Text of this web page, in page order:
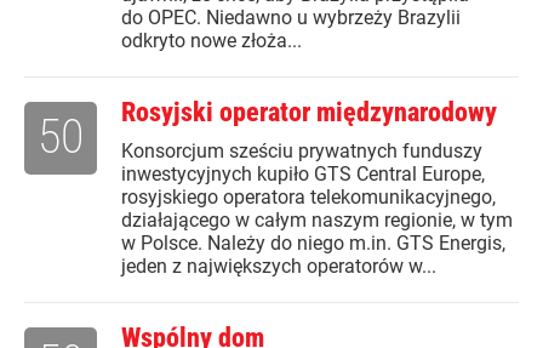
do OPEC. Niedawno u wybrzeży Brazylii
odkryto nowe złoża...
Rosyjski operator międzynarodowy
Konsorcjum sześciu prywatnych funduszy
inwestycyjnych kupiło GTS Central Europe,
rosyjskiego operatora telekomunikacyjnego,
działającego w całym naszym regionie, w tym
w Polsce. Należy do niego m.in. GTS Energis,
jeden z największych operatorów w...
50
Wspólny dom